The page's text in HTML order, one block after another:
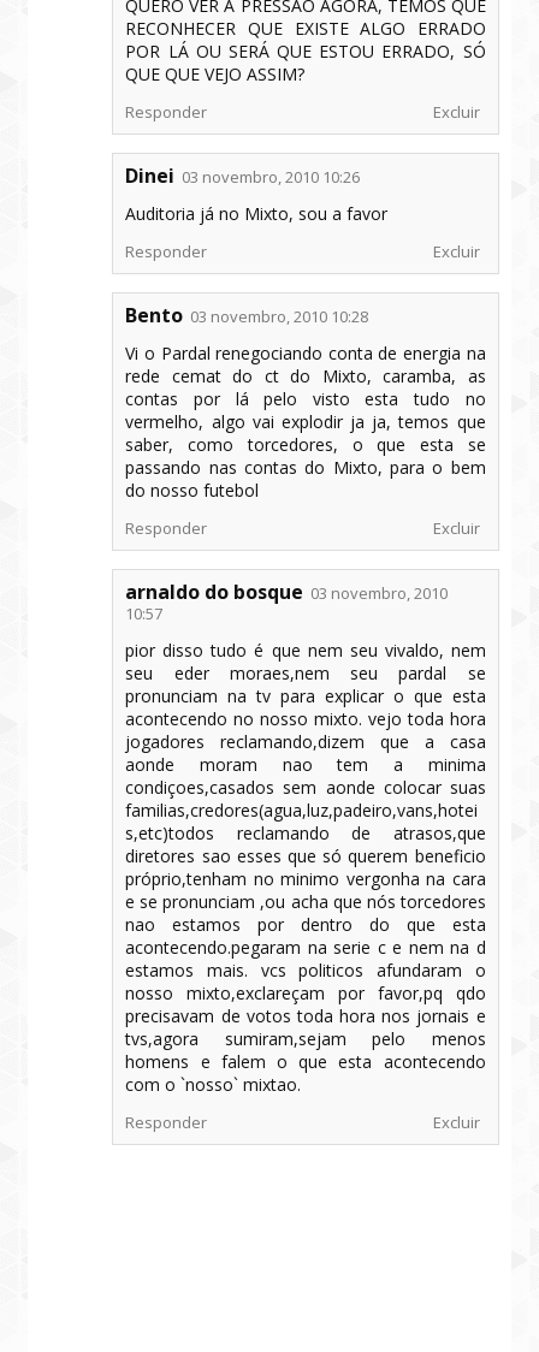
QUERO VER A PRESSÃO AGORA, TEMOS QUE
RECONHECER QUE EXISTE ALGO ERRADO
POR LÁ OU SERÁ QUE ESTOU ERRADO, SÓ
QUE QUE VEJO ASSIM?
Responder Excluir
Dinei 03 novembro, 2010 10:26
Auditoria já no Mixto, sou a favor
Responder Excluir
Bento 03 novembro, 2010 10:28
Vi o Pardal renegociando conta de energia na
rede cemat do ct do Mixto, caramba, as
contas por lá pelo visto esta tudo no
vermelho, algo vai explodir ja ja, temos que
saber, como torcedores, o que esta se
passando nas contas do Mixto, para o bem
do nosso futebol
Responder Excluir
arnaldo do bosque 03 novembro, 2010
10:57
pior disso tudo é que nem seu vivaldo, nem
seu eder moraes,nem seu pardal se
pronunciam na tv para explicar o que esta
acontecendo no nosso mixto. vejo toda hora
jogadores reclamando,dizem que a casa
aonde moram nao tem a minima
condiçoes,casados sem aonde colocar suas
familias,credores(agua,luz,padeiro,vans,hotei
s,etc)todos reclamando de atrasos,que
diretores sao esses que só querem beneficio
próprio,tenham no minimo vergonha na cara
e se pronunciam ,ou acha que nós torcedores
nao estamos por dentro do que esta
acontecendo.pegaram na serie c e nem na d
estamos mais. vcs politicos afundaram o
nosso mixto,exclareçam por favor,pq qdo
precisavam de votos toda hora nos jornais e
tvs,agora sumiram,sejam pelo menos
homens e falem o que esta acontecendo
com o `nosso` mixtao.
Responder Excluir